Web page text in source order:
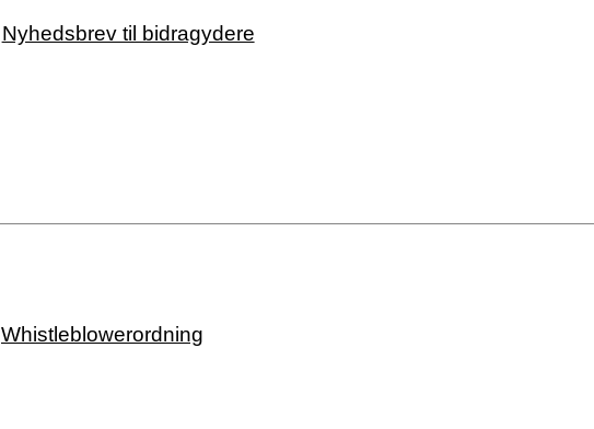
Nyhedsbrev til bidragydere
Whistleblowerordning